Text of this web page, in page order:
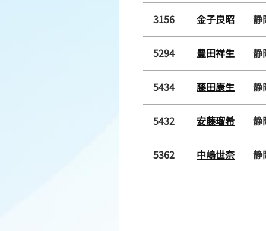
3156 金子良昭 静
5294 豊田祥生 静
5434 藤田康生 静
5432 安藤瑠希 静
5362 中嶋世奈 静